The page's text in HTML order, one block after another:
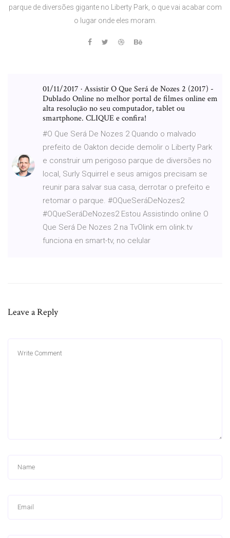
parque de diversões gigante no Liberty Park, o que vai acabar com
o lugar onde eles moram.
01/11/2017 · Assistir O Que Será de Nozes 2 (2017) -
Dublado Online no melhor portal de filmes online em
alta resolução no seu computador, tablet ou
smartphone. CLIQUE e confira!
#O Que Será De Nozes 2 Quando o malvado
prefeito de Oakton decide demolir o Liberty Park
e construir um perigoso parque de diversões no
local, Surly Squirrel e seus amigos precisam se
reunir para salvar sua casa, derrotar o prefeito e
retomar o parque. #OQueSeráDeNozes2
#OQueSeráDeNozes2 Estou Assistindo online O
Que Será De Nozes 2 na TvOlink em olink.tv
funciona en smart-tv, no celular
Leave a Reply